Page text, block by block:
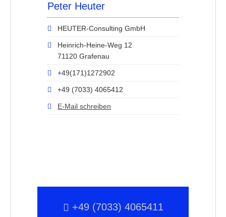
Peter Heuter
HEUTER-Consulting GmbH
Heinrich-Heine-Weg 12
71120 Grafenau
+49(171)1272902
+49 (7033) 4065412
E-Mail schreiben
+49 (7033) 4065411